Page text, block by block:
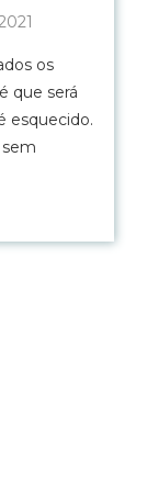
os
que será
esquecido.